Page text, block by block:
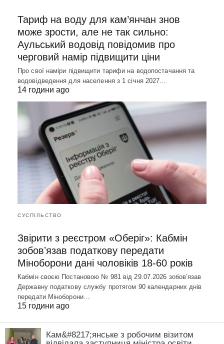
Тариф на воду для кам’янчан знов
може зрости, але не так сильно:
Аульський водовід повідомив про
черговий намір підвищити ціни
Про свої наміри підвищити тарифи на водопостачання та
водовідведення для населення з 1 січня 2027…
14 години ago
СУСПІЛЬСТВО
Звірити з реєстром «Оберіг»: Кабмін
зобовʼязав податкову передати
Міноборони дані чоловіків 18-60 років
Кабмін своєю Постановою № 981 від 29.07.2026 зобовʼязав
Державну податкову службу протягом 90 календарних днів
передати Міноборони…
15 години ago
Кам&#8217;янське з робочим візитом